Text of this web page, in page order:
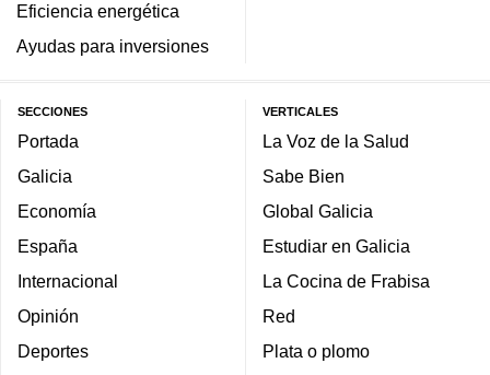
Eficiencia energética
Ayudas para inversiones
SECCIONES
Portada
Galicia
Economía
España
Internacional
Opinión
Deportes
VERTICALES
La Voz de la Salud
Sabe Bien
Global Galicia
Estudiar en Galicia
La Cocina de Frabisa
Red
Plata o plomo